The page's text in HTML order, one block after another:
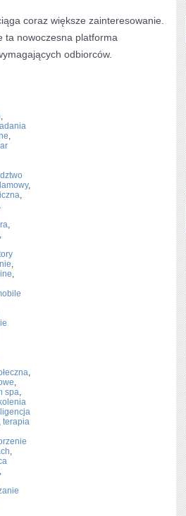
coraz większe zainteresowanie.
ta nowoczesna platforma
odbiorców.
,
,
,
,
,
,
,
,
,
,
,
spa,
, terapia
,
,